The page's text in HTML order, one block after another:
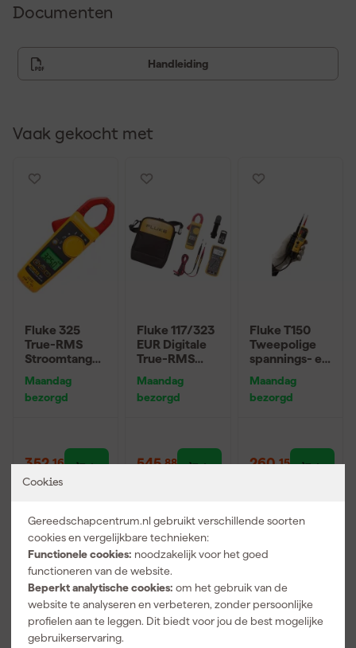
Cookies
Gereedschapcentrum.nl gebruikt verschillende soorten
cookies en vergelijkbare technieken:
Functionele cookies: noodzakelijk voor het goed
functioneren van de website.
Beperkt analytische cookies: om het gebruik van de
website te analyseren en verbeteren, zonder persoonlijke
profielen aan te leggen. Dit biedt voor jou de best mogelijke
gebruikerservaring.
Documenten
Handleiding
Vaak gekocht met
Fluke 325
True-RMS
Stroomtang
temperatuur
meting -
Maandag
bezorgd
352,16
incl. BTW
Fluke 117/323
EUR Digitale
True-RMS
(Fluke 117) &
True-RMS
Maandag
bezorgd
545,88
Fluke T150
Tweepolige
spannings- en
met LCD
scherm -
AC/DC 690V
Maandag
bezorgd
260,15